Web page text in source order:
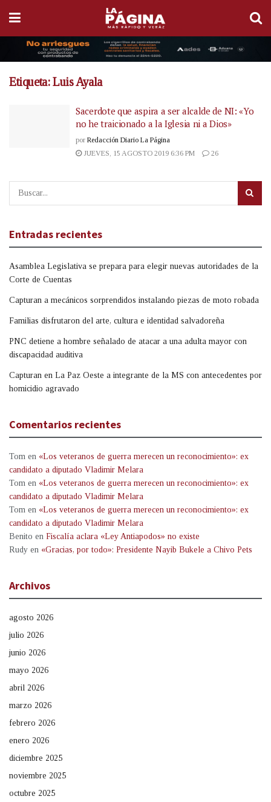
Etiqueta:Luis Ayala
Sacerdote que aspira a ser alcalde de NI: «Yo
no he traicionado a la Iglesia ni a Dios»
por Redacción Diario La Página
JUEVES, 15 AGOSTO 2019 6:36 PM
26
Entradas recientes
Asamblea Legislativa se prepara para elegir nuevas autoridades de la
Corte de Cuentas
Capturan a mecánicos sorprendidos instalando piezas de moto robada
Familias disfrutaron del arte, cultura e identidad salvadoreña
PNC detiene a hombre señalado de atacar a una adulta mayor con
discapacidad auditiva
Capturan en La Paz Oeste a integrante de la MS con antecedentes por
homicidio agravado
Comentarios recientes
Tom en «Los veteranos de guerra merecen un reconocimiento»: ex
candidato a diputado Vladimir Melara
Tom en «Los veteranos de guerra merecen un reconocimiento»: ex
candidato a diputado Vladimir Melara
Tom en «Los veteranos de guerra merecen un reconocimiento»: ex
candidato a diputado Vladimir Melara
Benito en Fiscalía aclara «Ley Antiapodos» no existe
Rudy en «Gracias, por todo»: Presidente Nayib Bukele a Chivo Pets
Archivos
agosto 2026
julio 2026
junio 2026
mayo 2026
abril 2026
marzo 2026
febrero 2026
enero 2026
diciembre 2025
noviembre 2025
octubre 2025